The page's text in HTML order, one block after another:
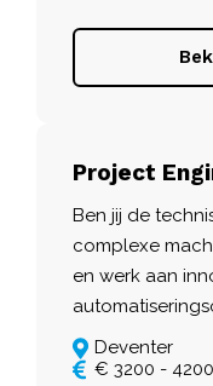
Project
Ben jij de
complexe
en werk aan
Deventer
€ 3200 - 4200